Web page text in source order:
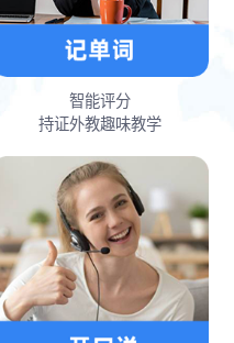
智能评分
持证外教趣味教学